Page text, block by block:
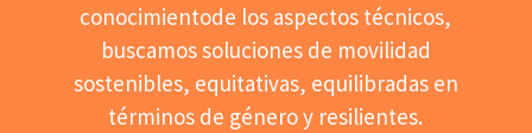
conocimiento​de los aspectos técnicos,
buscamos soluciones de movilidad
sostenibles, equitativas, equilibradas en
términos de género y resilientes.